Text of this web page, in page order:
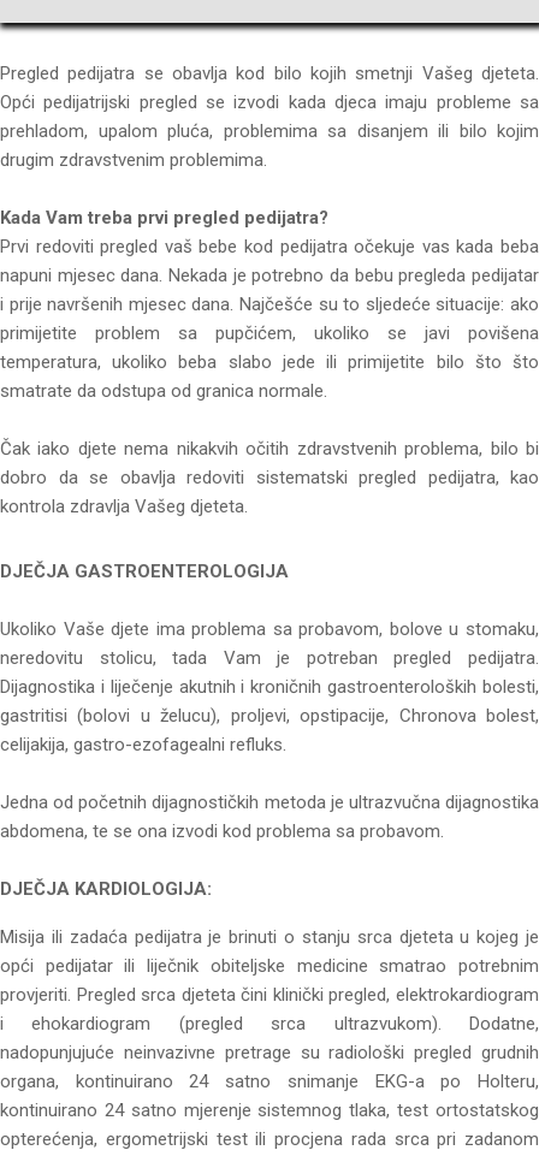
Pregled pedijatra se obavlja kod bilo kojih smetnji Vašeg djeteta.
Opći pedijatrijski pregled se izvodi kada djeca imaju probleme sa
prehladom, upalom pluća, problemima sa disanjem ili bilo kojim
drugim zdravstvenim problemima.
Kada Vam treba prvi pregled pedijatra?
Prvi redoviti pregled vaš bebe kod pedijatra očekuje vas kada beba
napuni mjesec dana. Nekada je potrebno da bebu pregleda pedijatar
i prije navršenih mjesec dana. Najčešće su to sljedeće situacije: ako
primijetite problem sa pupčićem, ukoliko se javi povišena
temperatura, ukoliko beba slabo jede ili primijetite bilo što što
smatrate da odstupa od granica normale.
Čak iako djete nema nikakvih očitih zdravstvenih problema, bilo bi
dobro da se obavlja redoviti sistematski pregled pedijatra, kao
kontrola zdravlja Vašeg djeteta.
DJEČJA GASTROENTEROLOGIJA
Ukoliko Vaše djete ima problema sa probavom, bolove u stomaku,
neredovitu stolicu, tada Vam je potreban pregled pedijatra.
Dijagnostika i liječenje akutnih i kroničnih gastroenteroloških bolesti,
gastritisi (bolovi u želucu), proljevi, opstipacije, Chronova bolest,
celijakija, gastro-ezofagealni refluks.
Jedna od početnih dijagnostičkih metoda je ultrazvučna dijagnostika
abdomena, te se ona izvodi kod problema sa probavom.
DJEČJA KARDIOLOGIJA:
Misija ili zadaća pedijatra je brinuti o stanju srca djeteta u kojeg je
opći pedijatar ili liječnik obiteljske medicine smatrao potrebnim
provjeriti. Pregled srca djeteta čini klinički pregled, elektrokardiogram
i ehokardiogram (pregled srca ultrazvukom). Dodatne,
nadopunjujuće neinvazivne pretrage su radiološki pregled grudnih
organa, kontinuirano 24 satno snimanje EKG-a po Holteru,
kontinuirano 24 satno mjerenje sistemnog tlaka, test ortostatskog
opterećenja, ergometrijski test ili procjena rada srca pri zadanom